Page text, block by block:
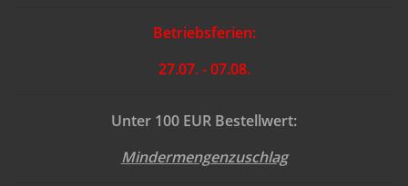
Betriebsferien:
27.07. - 07.08.
Unter 100 EUR Bestellwert:
Mindermengenzuschlag